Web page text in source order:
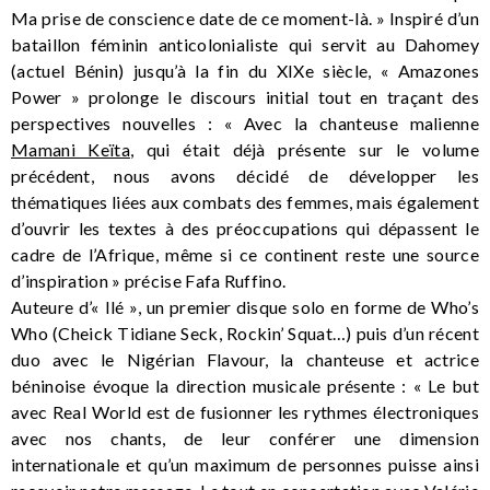
Ma prise de conscience date de ce moment-là. » Inspiré d’un
bataillon féminin anticolonialiste qui servit au Dahomey
(actuel Bénin) jusqu’à la fin du XIXe siècle, « Amazones
Power » prolonge le discours initial tout en traçant des
perspectives nouvelles : « Avec la chanteuse malienne
Mamani Keïta, qui était déjà présente sur le volume
précédent, nous avons décidé de développer les
thématiques liées aux combats des femmes, mais également
d’ouvrir les textes à des préoccupations qui dépassent le
cadre de l’Afrique, même si ce continent reste une source
d’inspiration » précise Fafa Ruffino.
Auteure d’« Ilé », un premier disque solo en forme de Who’s
Who (Cheick Tidiane Seck, Rockin’ Squat…) puis d’un récent
duo avec le Nigérian Flavour, la chanteuse et actrice
béninoise évoque la direction musicale présente : « Le but
avec Real World est de fusionner les rythmes électroniques
avec nos chants, de leur conférer une dimension
internationale et qu’un maximum de personnes puisse ainsi